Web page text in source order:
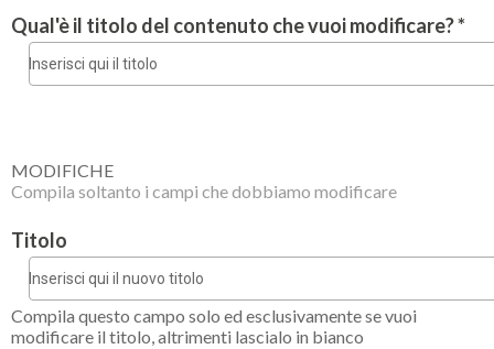
Qual'è il titolo del contenuto che vuoi modificare? *
MODIFICHE
Compila soltanto i campi che dobbiamo modificare
Titolo
Compila questo campo solo ed esclusivamente se vuoi
modificare il titolo, altrimenti lascialo in bianco